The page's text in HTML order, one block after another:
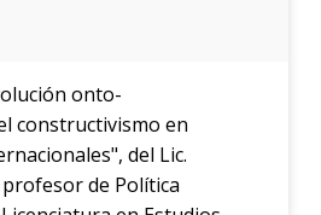
onto-
constructivismo en
del Lic.
de Política